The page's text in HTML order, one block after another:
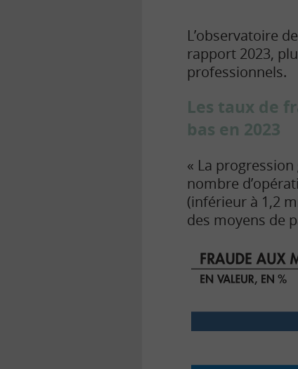
L’observatoire
rapport 2023,
professionnels.
Les taux de
bas en 2023
« La progression
nombre
(inférieur à 1,2
des moyens de